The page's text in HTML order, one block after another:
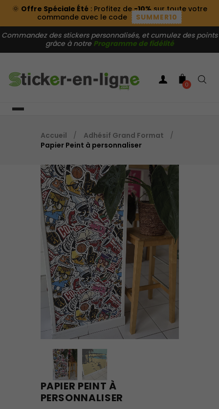
🌞 Offre Spéciale Été: Profitez de-10%sur toute votre
commande avec le code
SUMMER10
Commandez des stickers personnalisés, et cumulez des points
grâce à notre Programme de fidélité
0
Accueil
Adhésif Grand Format
Papier Peint à personnaliser
PAPIER PEINT À
PERSONNALISER